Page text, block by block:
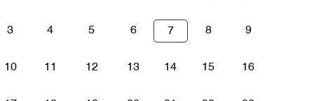
3 4 5 6 7 8 9
10 11 12 13 14 15 16